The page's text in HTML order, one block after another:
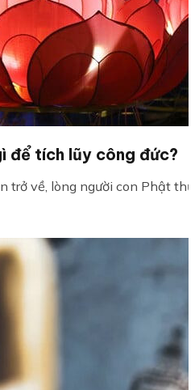
để tích lũy công đức?
trở về, lòng người con Phật